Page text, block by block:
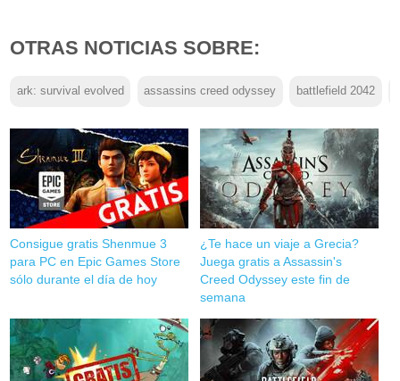
OTRAS NOTICIAS SOBRE:
ark: survival evolved assassins creed odyssey battlefield 2042
Consigue gratis Shenmue 3
para PC en Epic Games Store
sólo durante el día de hoy
¿Te hace un viaje a Grecia?
Juega gratis a Assassin's
Creed Odyssey este fin de
semana